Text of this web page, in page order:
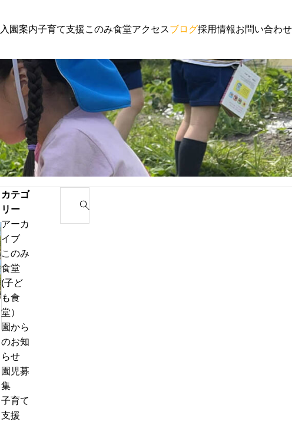
入園案内子育て支援このみ食堂アクセスブログ採用情報お問い合わせ
子育て支援 園からのお
わ
ん
ぱ
く
通
信
8
月
号
＆
ぽ
ん
ち
熱
中
症
警
戒
ア
ラ
ー
ト
発
表
お
里
帰
り
の
お
知
ら
カテゴ
リー
アーカ
イブ
このみ
食堂
(子ど
も食
堂）
園から
のお知
らせ
園児募
集
子育て
支援
a